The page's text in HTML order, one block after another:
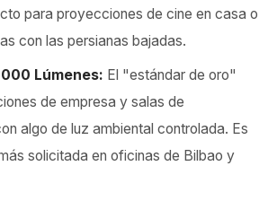
para proyecciones de cine en casa o
con las persianas bajadas.
Lúmenes: El "estándar de oro"
de empresa y salas de
algo de luz ambiental controlada. Es
solicitada en oficinas de Bilbao y